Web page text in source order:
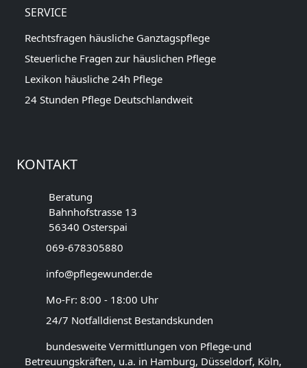
SERVICE
Rechtsfragen häusliche Ganztagspflege
Steuerliche Fragen zur häuslichen Pflege
Lexikon häusliche 24h Pflege
24 Stunden Pflege Deutschlandweit
KONTAKT
Beratung
Bahnhofstrasse 13
56340 Osterspai
069-678305880
info@pflegewunder.de
Mo-Fr: 8:00 - 18:00 Uhr
24/7 Notfalldienst Bestandskunden
bundesweite Vermittlungen von Pflege-und
Betreuungskräften, u.a. in Hamburg, Düsseldorf, Köln,